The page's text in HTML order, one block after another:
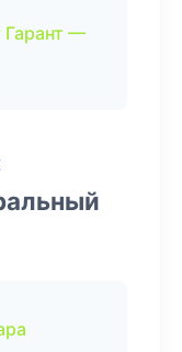
Гарант —